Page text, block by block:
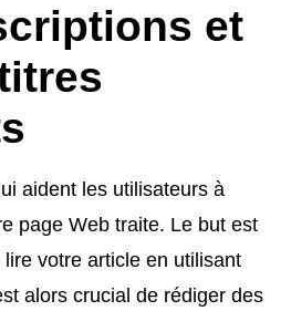
et
aident les utilisateurs à
page Web traite. Le but est
votre article en utilisant
alors crucial de rédiger des